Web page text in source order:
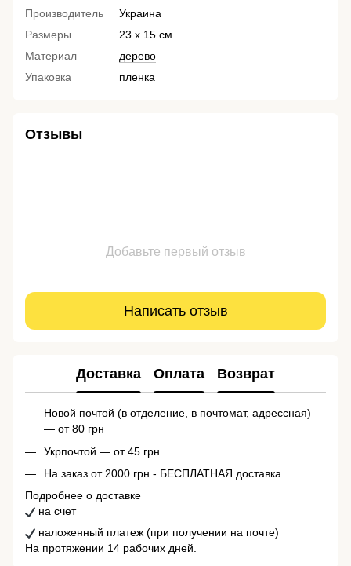
Производитель
Украина
Размеры
23 х 15 см
Материал
дерево
Упаковка
пленка
Отзывы
Добавьте первый отзыв
Написать отзыв
Доставка Оплата Возврат
Новой почтой (в отделение, в почтомат, адрессная)
— от 80 грн
Укрпочтой — от 45 грн
На заказ от 2000 грн - БЕСПЛАТНАЯ доставка
Подробнее о доставке
на счет
наложенный платеж (при получении на почте)
На протяжении 14 рабочих дней.